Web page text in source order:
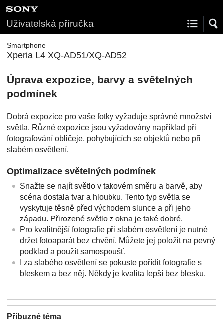
Uživatelská příručka
Smartphone
Xperia L4 XQ-AD51/XQ-AD52
Úprava expozice, barvy a světelných
podmínek
Dobrá expozice pro vaše fotky vyžaduje správné množství
světla. Různé expozice jsou vyžadovány například při
fotografování obličeje, pohybujících se objektů nebo při
slabém osvětlení.
Optimalizace světelných podmínek
Snažte se najít světlo v takovém směru a barvě, aby
scéna dostala tvar a hloubku. Tento typ světla se
vyskytuje těsně před východem slunce a při jeho
západu. Přirozené světlo z okna je také dobré.
Pro kvalitnější fotografie při slabém osvětlení je nutné
držet fotoaparát bez chvění. Můžete jej položit na pevný
podklad a použít samospoušť.
I za slabého osvětlení se pokuste pořídit fotografie s
bleskem a bez něj. Někdy je kvalita lepší bez blesku.
Příbuzné téma